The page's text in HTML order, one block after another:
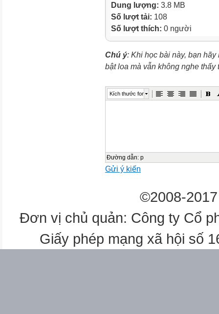
Dung lượng: 3.8 MB
Số lượt tải: 108
Số lượt thích: 0 người
Chú ý: Khi học bài này, bạn
bật loa mà vẫn không nghe
Kích thước font
Đường dẫn: p
Gửi ý kiến
©2008-
Đơn vị chủ quản: Công ty Cổ
Giấy phép mạng xã hội số